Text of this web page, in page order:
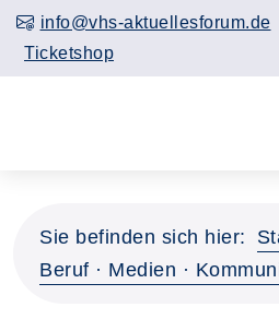
info@vhs-aktuellesforum.de
Ticketshop
Sie befinden sich hier:
Beruf · Medien ·